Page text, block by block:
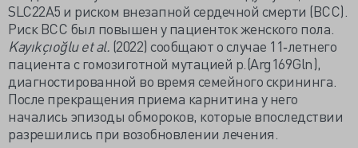
SLC22A5 и риском внезапной сердечной смерти (ВСС).
Риск ВСС был повышен у пациенток женского пола.
Kayıkçıoğlu et al. (2022) сообщают о случае 11‐летнего
пациента с гомозиготной мутацией p.(Arg169Gln),
диагностированной во время семейного скрининга.
После прекращения приема карнитина у него
начались эпизоды обмороков, которые впоследствии
разрешились при возобновлении лечения.